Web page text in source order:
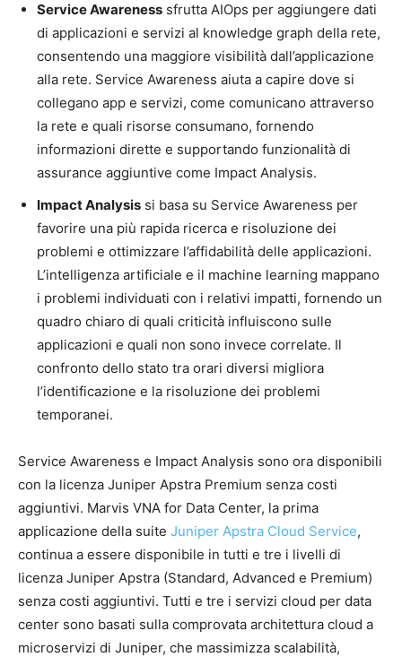
Service Awareness sfrutta AIOps per aggiungere dati
di applicazioni e servizi al knowledge graph della rete,
consentendo una maggiore visibilità dall’applicazione
alla rete. Service Awareness aiuta a capire dove si
collegano app e servizi, come comunicano attraverso
la rete e quali risorse consumano, fornendo
informazioni dirette e supportando funzionalità di
assurance aggiuntive come Impact Analysis.
Impact Analysis si basa su Service Awareness per
favorire una più rapida ricerca e risoluzione dei
problemi e ottimizzare l’affidabilità delle applicazioni.
L’intelligenza artificiale e il machine learning mappano
i problemi individuati con i relativi impatti, fornendo un
quadro chiaro di quali criticità influiscono sulle
applicazioni e quali non sono invece correlate. Il
confronto dello stato tra orari diversi migliora
l’identificazione e la risoluzione dei problemi
temporanei.
Service Awareness e Impact Analysis sono ora disponibili
con la licenza Juniper Apstra Premium senza costi
aggiuntivi. Marvis VNA for Data Center, la prima
applicazione della suite Juniper Apstra Cloud Service,
continua a essere disponibile in tutti e tre i livelli di
licenza Juniper Apstra (Standard, Advanced e Premium)
senza costi aggiuntivi. Tutti e tre i servizi cloud per data
center sono basati sulla comprovata architettura cloud a
microservizi di Juniper, che massimizza scalabilità,